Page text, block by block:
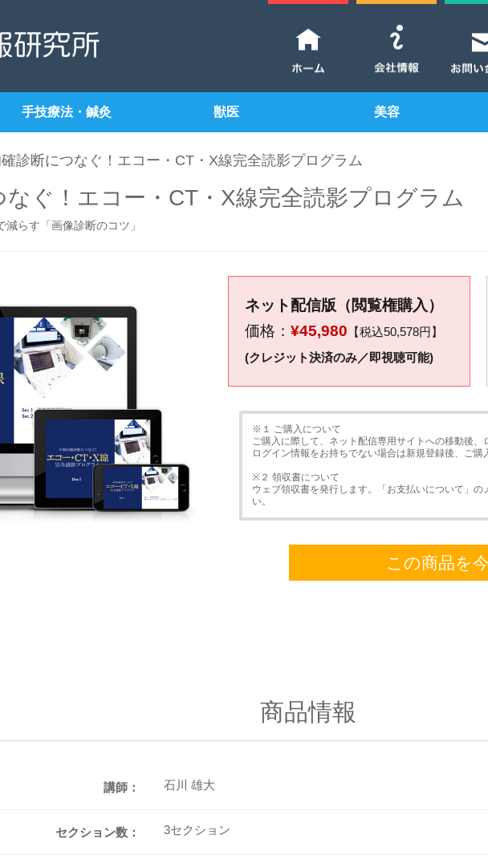
手技療法・鍼灸 獣医 美容
確診断につなぐ！エコー・CT・X線完全読影プログラム
ぐ！エコー・CT・X線完全読影プログラム
らす「画像診断のコツ」
ネット配信版（閲覧権購入）
価格： ¥45,980 【税込50,578円】
(クレジット決済のみ／即視聴可能)
※１ ご購入について
ご購入に際して、ネット配信専用サイトへの移動後、
ログイン情報をお持ちでない場合は新規登録後、ご
※２ 領収書について
ウェブ領収書を発行します。「お支払いについて」
い。
この商品を
商品情報
講師： 石川 雄大
セクション数： 3セクション